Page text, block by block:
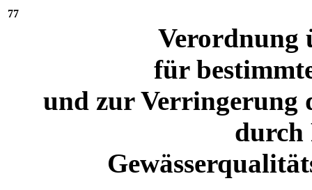
77
Verordnung
für
und zur Verringerung
durch